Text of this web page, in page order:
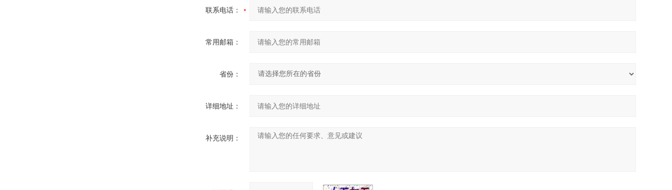
联系电话：
常用邮箱：
省份：
详细地址：
补充说明：